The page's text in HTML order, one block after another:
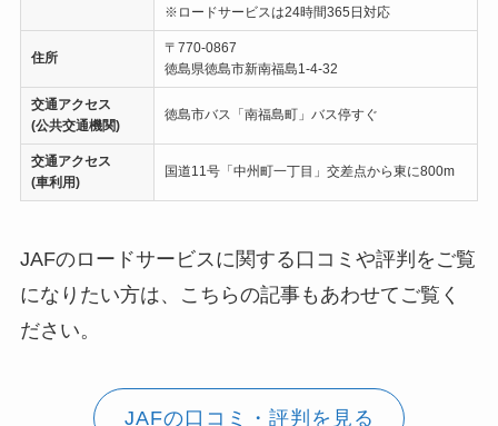
※ロードサービスは24時間365日対応
住所
〒770-0867
徳島県徳島市新南福島1-4-32
交通アクセス
(公共交通機関)
徳島市バス「南福島町」バス停すぐ
交通アクセス
(車利用)
国道11号「中州町一丁目」交差点から東に800m
JAFのロードサービスに関する口コミや評判をご覧
になりたい方は、こちらの記事もあわせてご覧く
ださい。
JAFの口コミ・評判を見る